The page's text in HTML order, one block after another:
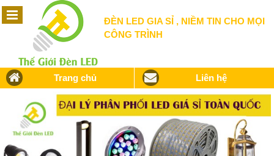
ĐÈN LED GIA SỈ , NIỀM TIN CHO MỌI
CÔNG TRÌNH
Trang chủ Liên hệ